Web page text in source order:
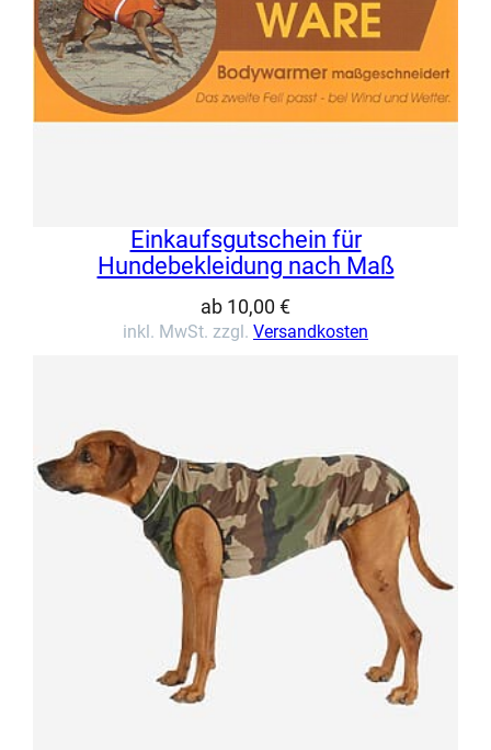
Einkaufsgutschein für
Hundebekleidung nach Maß
ab 10,00 €
inkl. MwSt. zzgl. Versandkosten